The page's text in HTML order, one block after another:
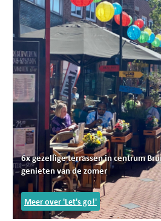
6x gezellige terrassen in centrum
genieten van de zomer
Meer over 'Let's go!'